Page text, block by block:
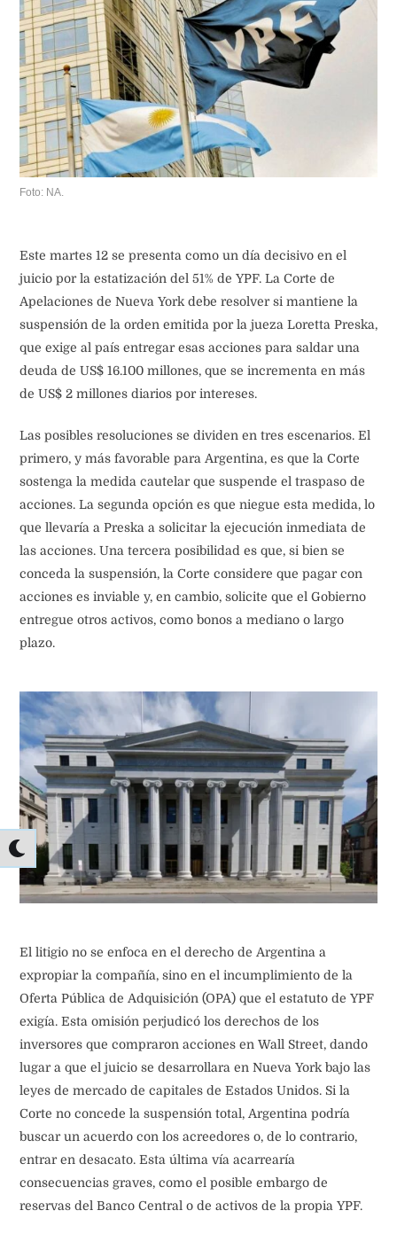
Este martes 12 se presenta como un día decisivo en el
juicio por la estatización del 51% de YPF. La Corte de
Apelaciones de Nueva York debe resolver si mantiene la
suspensión de la orden emitida por la jueza Loretta Preska,
que exige al país entregar esas acciones para saldar una
deuda de US$ 16.100 millones, que se incrementa en más
de US$ 2 millones diarios por intereses.
Las posibles resoluciones se dividen en tres escenarios. El
primero, y más favorable para Argentina, es que la Corte
sostenga la medida cautelar que suspende el traspaso de
acciones. La segunda opción es que niegue esta medida, lo
que llevaría a Preska a solicitar la ejecución inmediata de
las acciones. Una tercera posibilidad es que, si bien se
conceda la suspensión, la Corte considere que pagar con
acciones es inviable y, en cambio, solicite que el Gobierno
entregue otros activos, como bonos a mediano o largo
plazo.
El litigio no se enfoca en el derecho de Argentina a
expropiar la compañía, sino en el incumplimiento de la
Oferta Pública de Adquisición (OPA) que el estatuto de YPF
exigía. Esta omisión perjudicó los derechos de los
inversores que compraron acciones en Wall Street, dando
lugar a que el juicio se desarrollara en Nueva York bajo las
leyes de mercado de capitales de Estados Unidos. Si la
Corte no concede la suspensión total, Argentina podría
buscar un acuerdo con los acreedores o, de lo contrario,
entrar en desacato. Esta última vía acarrearía
consecuencias graves, como el posible embargo de
reservas del Banco Central o de activos de la propia YPF.